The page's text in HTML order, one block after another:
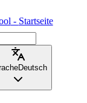
- Startseite
Deutsch